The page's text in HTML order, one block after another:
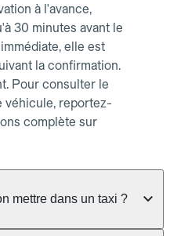
à l'avance,
30 minutes avant le
elle est
la confirmation.
Pour consulter le
véhicule, reportez-
complète sur
mettre dans un taxi ?